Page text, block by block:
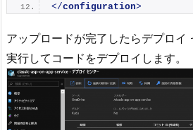
</configuration>
アップロードが完了したらデプロイ
実行してコードをデプロイします。